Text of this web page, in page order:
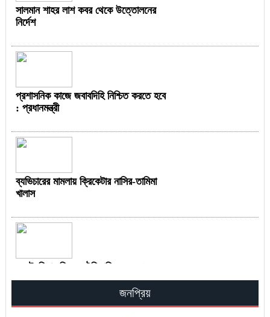
সালমান শাহর লাশ কবর থেকে উত্তোলনের
নির্দেশ
প্রশাসনিক কাজে জবাবদিহি নিশ্চিত করতে হবে
: প্রধানমন্ত্রী
ব্যভিচারের মামলায় ক্রিকেটার নাসির-তামিমা
খালাস
অস্ট্রেলিয়ার বিপক্ষে ঐতিহাসিক জয় পেল
বাংলাদেশ
জনপ্রিয়